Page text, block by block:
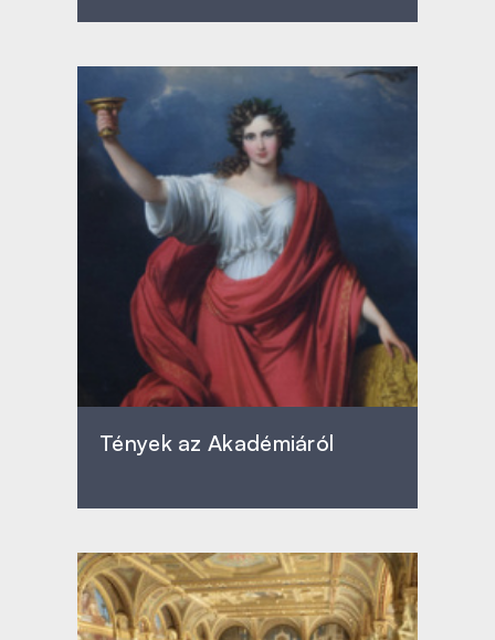
Tények az Akadémiáról